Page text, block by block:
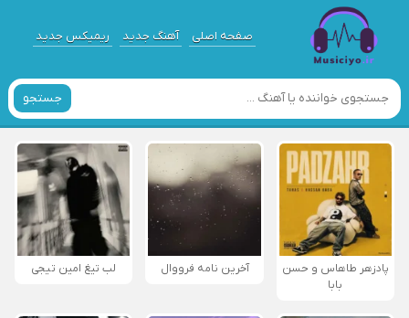
صفحه اصلی آهنگ جدید ریمیکس جدید
جستجو
پادزهر طاهاس و حسن
بابا
آخرین نامه فرووال لب تیغ امین تیجی